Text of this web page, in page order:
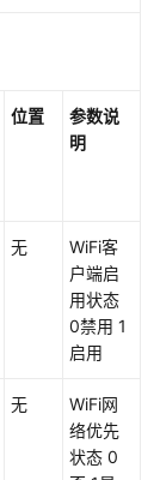
位置
参数说
明
无
WiFi客
户端启
用状态
0禁用 1
启用
无
WiFi网
络优先
状态 0